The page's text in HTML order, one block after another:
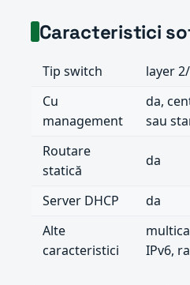
Caracteristici
Tip switch
layer
Cu
management
da,
sau
Routare
statică
da
Server DHCP
da
Alte
caracteristici
IPv6,